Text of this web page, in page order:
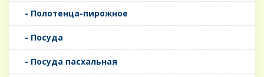
- Полотенца-пирожное
- Посуда
- Посуда пасхальная